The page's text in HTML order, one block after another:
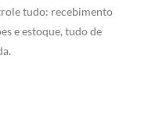
tudo: recebimento
e estoque, tudo de